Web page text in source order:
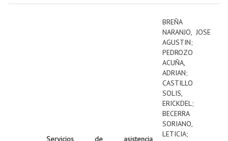
Servicios de asistencia
BREÑA
NARANJO, JOSE
AGUSTIN;
PEDROZO
ACUÑA,
ADRIAN;
CASTILLO
SOLIS,
ERICKDEL;
BECERRA
SORIANO,
LETICIA;